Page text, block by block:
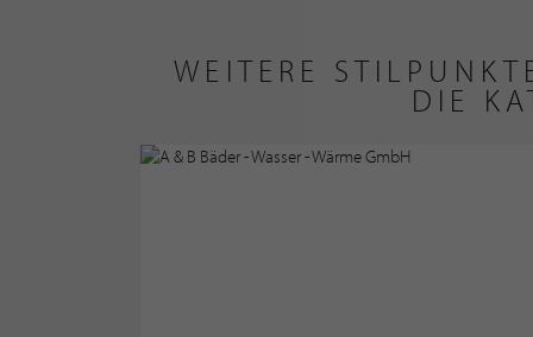
WEITERE
DIE